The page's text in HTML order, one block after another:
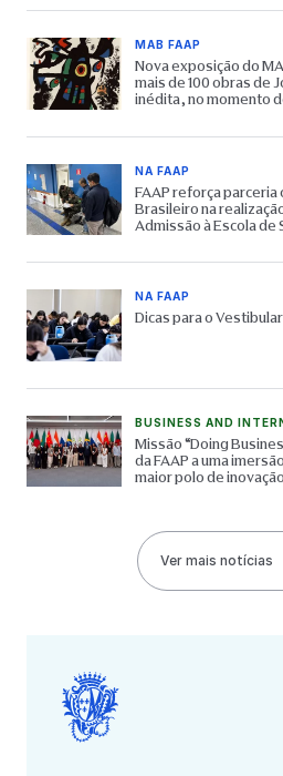
MAB FAAP
Nova exposição do
mais de 100 obras de
inédita, no momento
NA FAAP
FAAP reforça parceria
Brasileiro na
Admissão à Escola
NA FAAP
Dicas para o
BUSINESS AND
Missão “Doing
da FAAP a uma
maior polo de
Ver mais notícias